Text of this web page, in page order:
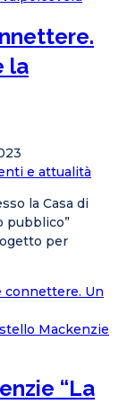
la
e attualità
la Casa di
pubblico”
per
connettere. Un
“La